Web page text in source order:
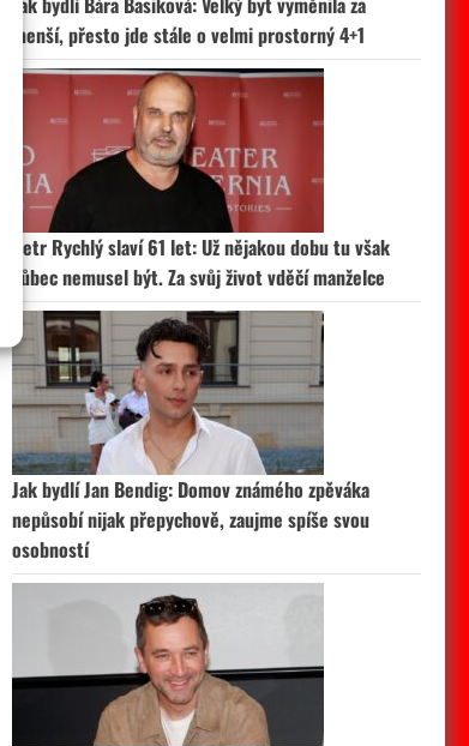
menší, přesto jde stále o velmi prostorný 4+1
Petr Rychlý slaví 61 let: Už nějakou dobu tu však
vůbec nemusel být. Za svůj život vděčí manželce
Jak bydlí Jan Bendig: Domov známého zpěváka
nepůsobí nijak přepychově, zaujme spíše svou
osobností